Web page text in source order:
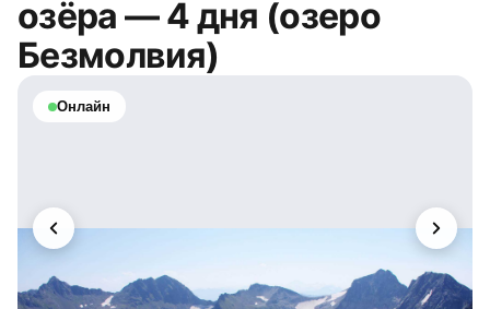
озёра — 4 дня (озеро
Безмолвия)
Онлайн